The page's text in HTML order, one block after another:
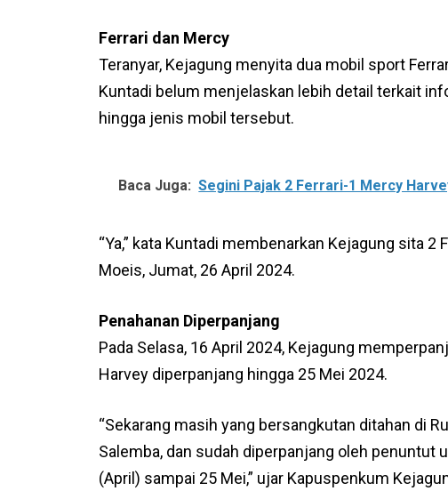
Ferrari dan Mercy
Teranyar, Kejagung menyita dua mobil sport
Kuntadi belum menjelaskan lebih detail terkait
hingga jenis mobil tersebut.
Baca Juga: Segini Pajak 2 Ferrari-1 Mercy
“Ya,” kata Kuntadi membenarkan Kejagung sita
Moeis, Jumat, 26 April 2024.
Penahanan Diperpanjang
Pada Selasa, 16 April 2024, Kejagung
Harvey diperpanjang hingga 25 Mei 2024.
“Sekarang masih yang bersangkutan ditahan di
Salemba, dan sudah diperpanjang oleh penuntut
(April) sampai 25 Mei,” ujar Kapuspenkum